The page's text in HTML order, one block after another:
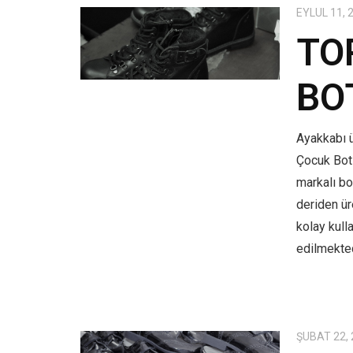
EYLÜL 11,
Ayakkabı
Çocuk
markalı
deriden
kolay
ŞUBAT 22,